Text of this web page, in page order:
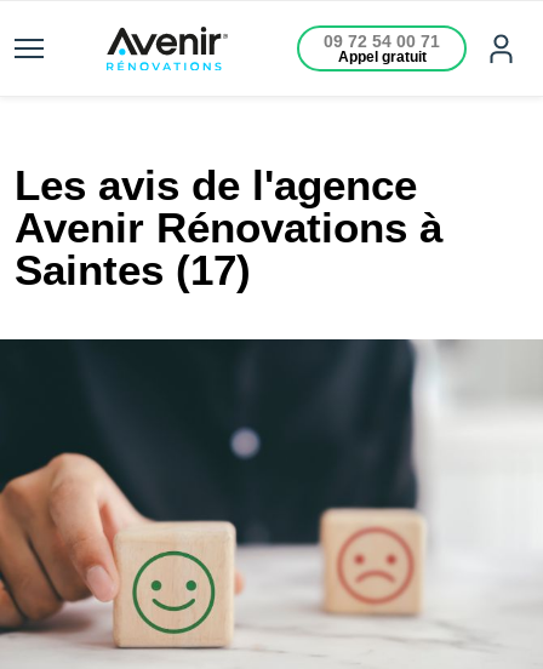
09 72 54 00 71
Appel gratuit
Les avis de l'agence
Avenir Rénovations à
Saintes (17)